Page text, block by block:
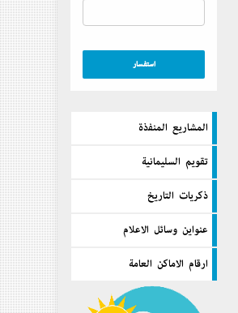
المشاريع المنفذة
تقويم السليمانية
ذكريات التاريخ
عنواين وسائل الاعلام
ارقام الاماكن العامة